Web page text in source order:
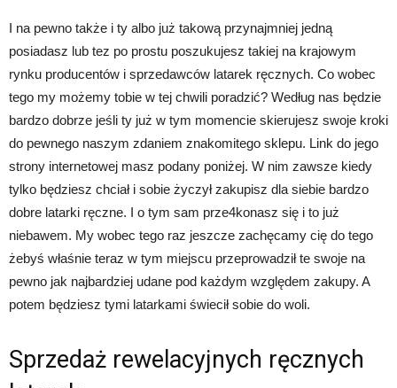
I na pewno także i ty albo już takową przynajmniej jedną
posiadasz lub tez po prostu poszukujesz takiej na krajowym
rynku producentów i sprzedawców latarek ręcznych. Co wobec
tego my możemy tobie w tej chwili poradzić? Według nas będzie
bardzo dobrze jeśli ty już w tym momencie skierujesz swoje kroki
do pewnego naszym zdaniem znakomitego sklepu. Link do jego
strony internetowej masz podany poniżej. W nim zawsze kiedy
tylko będziesz chciał i sobie życzył zakupisz dla siebie bardzo
dobre latarki ręczne. I o tym sam prze4konasz się i to już
niebawem. My wobec tego raz jeszcze zachęcamy cię do tego
żebyś właśnie teraz w tym miejscu przeprowadził te swoje na
pewno jak najbardziej udane pod każdym względem zakupy. A
potem będziesz tymi latarkami świecił sobie do woli.
Sprzedaż rewelacyjnych ręcznych